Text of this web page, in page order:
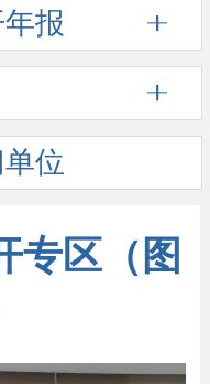
报
位
专区（图